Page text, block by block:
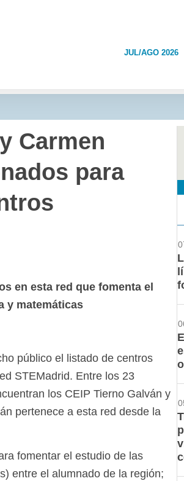
JUL/AGO 2026
Carmen
para
en esta red que fomenta el
y matemáticas
público el listado de centros
STEMadrid. Entre los 23
los CEIP Tierno Galván y
pertenece a esta red desde la
fomentar el estudio de las
entre el alumnado de la región;